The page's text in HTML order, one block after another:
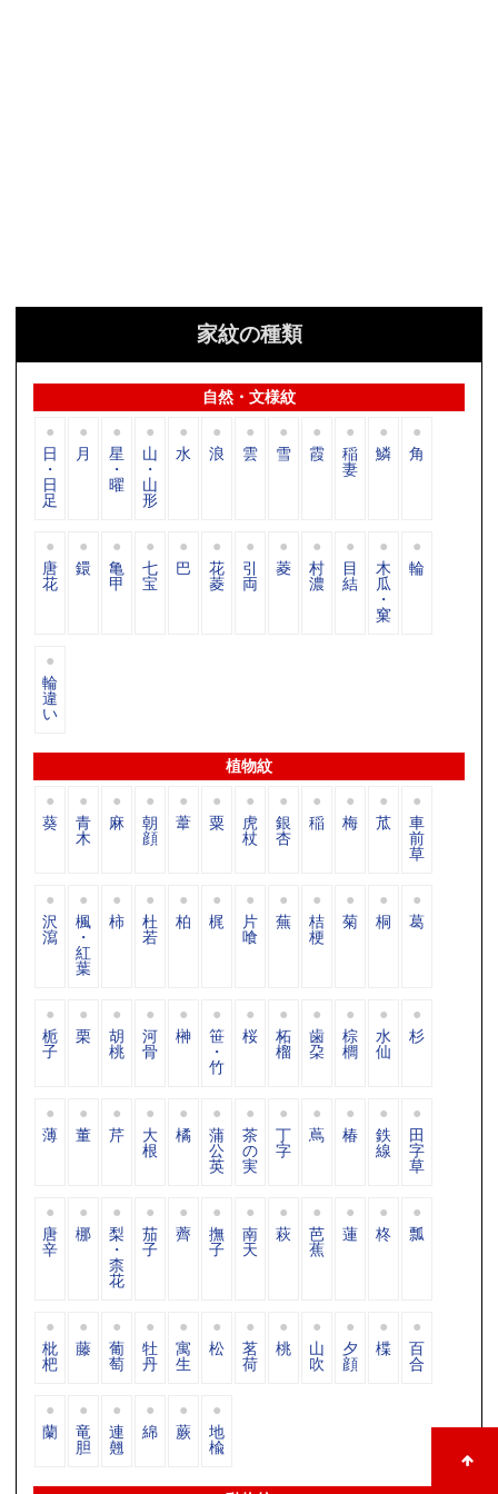
家紋の種類
自然・文様紋
日
・
日
足
月 星
・
曜
山
・
山
形
水 浪 雲 雪 霞 稲
妻
鱗 角
唐
花
鐶 亀
甲
七
宝
巴 花
菱
引
両
菱 村
濃
目
結
木
瓜
・
窠
輪
輪
違
い
植物紋
葵 青
木
麻 朝
顔
葦 粟 虎
杖
銀
杏
稲 梅 苽 車
前
草
沢
瀉
楓
・
紅
葉
柿 杜
若
柏 梶 片
喰
蕪 桔
梗
菊 桐 葛
栀
子
栗 胡
桃
河
骨
榊 笹
・
竹
桜 柘
榴
歯
朶
棕
櫚
水
仙
杉
薄 董 芹 大
根
橘 蒲
公
英
茶
の
実
丁
字
蔦 椿 鉄
線
田
字
草
唐
辛
梛 梨
・
柰
花
茄
子
薺 撫
子
南
天
萩 芭
蕉
蓮 柊 瓢
枇
杷
藤 葡
萄
牡
丹
寓
生
松 茗
荷
桃 山
吹
夕
顔
楪 百
合
蘭 竜
胆
連
翹
綿 蕨 地
楡